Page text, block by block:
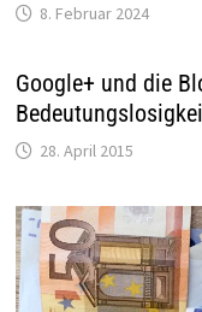
8. Februar 2024
Google+ und die
28. April 2015